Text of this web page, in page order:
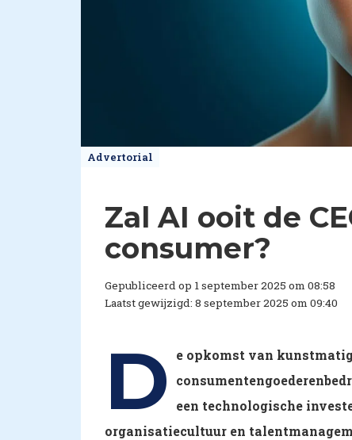
Advertorial
Zal AI ooit de
consumer?
Gepubliceerd op 1 september 2025 om 08:58
Laatst gewijzigd: 8 september 2025 om 09:40
D
e opkomst van
een technologische
organisatiecultuur en